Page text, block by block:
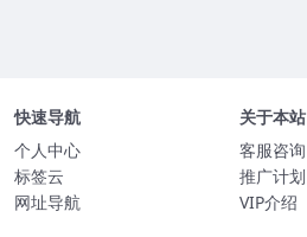
快速导航
个人中心
标签云
网址导航
关于本站
客服咨询
推广计划
VIP介绍